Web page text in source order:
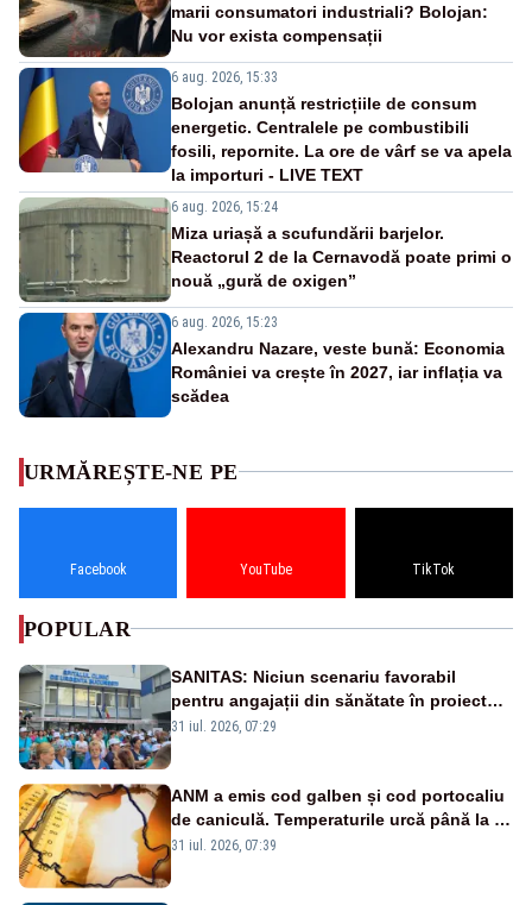
marii consumatori industriali? Bolojan:
Nu vor exista compensații
6 aug. 2026, 15:33
Bolojan anunță restricțiile de consum
energetic. Centralele pe combustibili
fosili, repornite. La ore de vârf se va apela
la importuri - LIVE TEXT
6 aug. 2026, 15:24
Miza uriașă a scufundării barjelor.
Reactorul 2 de la Cernavodă poate primi o
nouă „gură de oxigen”
6 aug. 2026, 15:23
Alexandru Nazare, veste bună: Economia
României va crește în 2027, iar inflația va
scădea
URMĂREȘTE-NE PE
Facebook YouTube TikTok
POPULAR
SANITAS: Niciun scenariu favorabil
pentru angajații din sănătate în proiectul
Legii salarizării
31 iul. 2026, 07:29
ANM a emis cod galben și cod portocaliu
de caniculă. Temperaturile urcă până la 38
de grade, iar nopțile devin tropicale
31 iul. 2026, 07:39